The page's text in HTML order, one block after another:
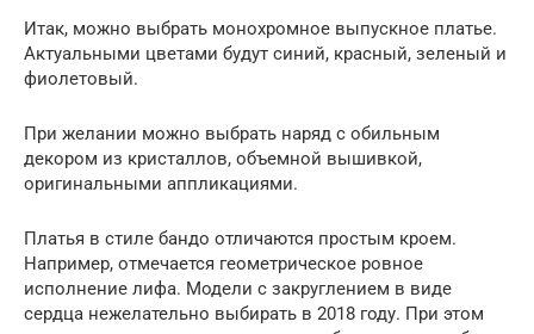
Итак, можно выбрать монохромное выпускное платье.
Актуальными цветами будут синий, красный, зеленый и
фиолетовый.
При желании можно выбрать наряд с обильным
декором из кристаллов, объемной вышивкой,
оригинальными аппликациями.
Платья в стиле бандо отличаются простым кроем.
Например, отмечается геометрическое ровное
исполнение лифа. Модели с закруглением в виде
сердца нежелательно выбирать в 2018 году. При этом